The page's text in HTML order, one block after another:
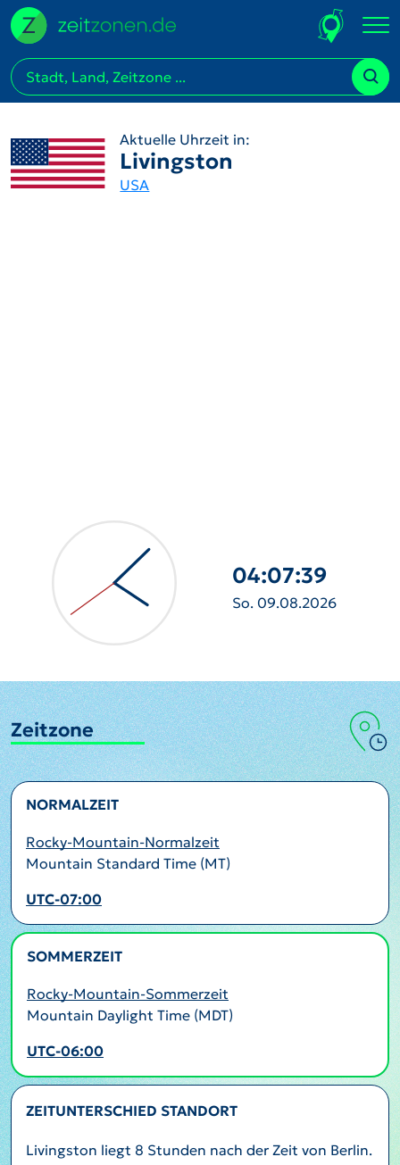
Aktuelle Uhrzeit in:
Livingston
USA
04:07:41
So. 09.08.2026
Zeitzone
NORMALZEIT
Rocky-Mountain-Normalzeit
Mountain Standard Time (MT)
UTC-07:00
SOMMERZEIT
Rocky-Mountain-Sommerzeit
Mountain Daylight Time (MDT)
UTC-06:00
ZEITUNTERSCHIED STANDORT
Livingston liegt 8 Stunden nach der Zeit von Berlin.